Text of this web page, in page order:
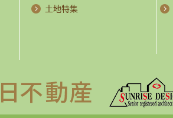
土地特集